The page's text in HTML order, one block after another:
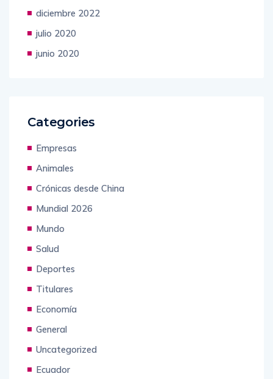
diciembre 2022
julio 2020
junio 2020
Categories
Empresas
Animales
Crónicas desde China
Mundial 2026
Mundo
Salud
Deportes
Titulares
Economía
General
Uncategorized
Ecuador